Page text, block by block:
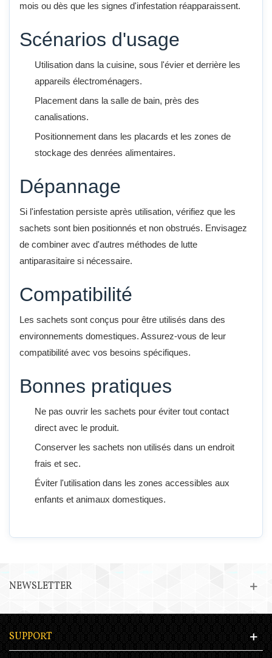
mois ou dès que les signes d'infestation réapparaissent.
Scénarios d'usage
Utilisation dans la cuisine, sous l'évier et derrière les
appareils électroménagers.
Placement dans la salle de bain, près des
canalisations.
Positionnement dans les placards et les zones de
stockage des denrées alimentaires.
Dépannage
Si l'infestation persiste après utilisation, vérifiez que les
sachets sont bien positionnés et non obstrués. Envisagez
de combiner avec d'autres méthodes de lutte
antiparasitaire si nécessaire.
Compatibilité
Les sachets sont conçus pour être utilisés dans des
environnements domestiques. Assurez-vous de leur
compatibilité avec vos besoins spécifiques.
Bonnes pratiques
Ne pas ouvrir les sachets pour éviter tout contact
direct avec le produit.
Conserver les sachets non utilisés dans un endroit
frais et sec.
Éviter l'utilisation dans les zones accessibles aux
enfants et animaux domestiques.
NEWSLETTER
SUPPORT